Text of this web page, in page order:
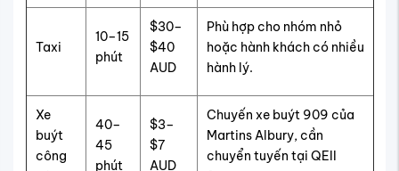
Taxi
10–15
phút
$30–
$40
AUD
Phù hợp cho nhóm nhỏ
hoặc hành khách có nhiều
hành lý.
Xe
buýt
công
40–
45
phút
$3–
$7
AUD
Chuyến xe buýt 909 của
Martins Albury, cần
chuyển tuyến tại QEII